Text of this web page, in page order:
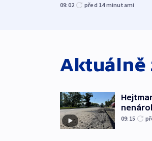
09:02 před 14minutami
Aktuálně
09:15